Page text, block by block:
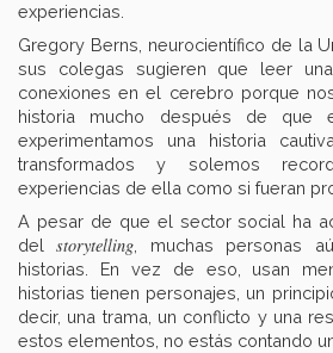
experiencias.
Gregory Berns, neurocientífico de la
sus colegas sugieren que leer
conexiones en el cerebro porque
historia mucho después de que
experimentamos una historia
transformados y solemos
experiencias de ella como si fueran
A pesar de que el sector social ha
delstorytelling , muchas personas
historias. En vez de eso, usan
historias tienen personajes, un
decir, una trama, un conflicto y una
estos elementos, no estás contando